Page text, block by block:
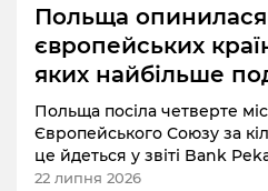
Польща
європейських
яких найбільше
Польща посіла четверте
Європейського Союзу за
це йдеться у звіті Bank
22 липня 2026